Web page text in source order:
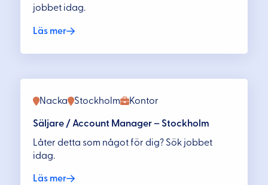
jobbet idag.
Läs mer
Kontor
Nacka Stockholm
Säljare / Account Manager – Stockholm
Låter detta som något för dig? Sök jobbet
idag.
Läs mer